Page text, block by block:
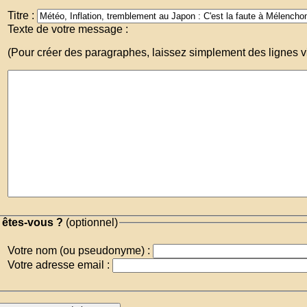
Titre :
Texte de votre message :
(Pour créer des paragraphes, laissez simplement des lignes
êtes-vous ? (optionnel)
Votre nom (ou pseudonyme) :
Votre adresse email :